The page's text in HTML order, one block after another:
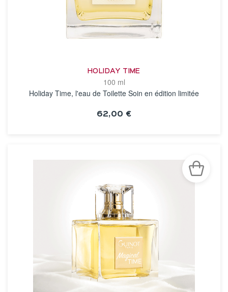
HOLIDAY TIME
100 ml
Holiday Time, l'eau de Toilette Soin en édition limitée
62,00 €